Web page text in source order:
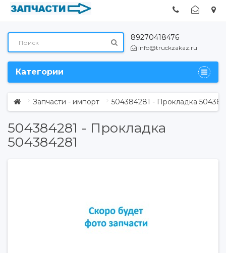
89270418476
info@truckzakaz.ru
Категории
Запчасти - импорт 504384281 - Прокладка
504384281 - Прокладка
504384281